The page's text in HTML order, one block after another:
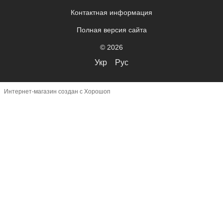
Контактная информация
Полная версия сайта
© 2026
Укр Рус
Интернет-магазин создан с Хорошоп